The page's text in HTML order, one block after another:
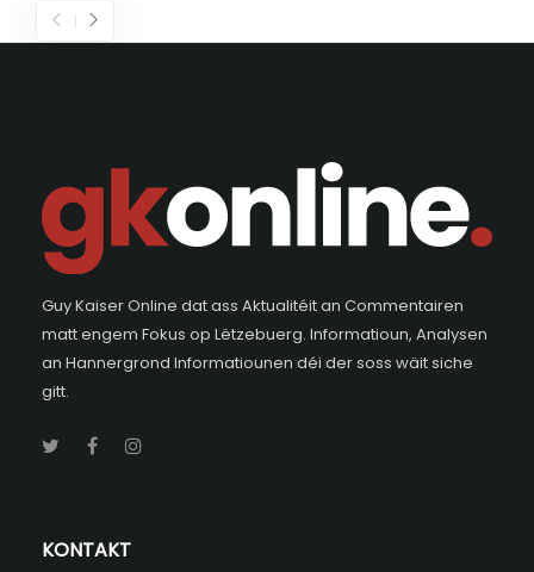
Guy Kaiser Online dat ass Aktualitéit an Commentairen
matt engem Fokus op Lëtzebuerg. Informatioun, Analysen
an Hannergrond Informatiounen déi der soss wäit siche
gitt.
KONTAKT